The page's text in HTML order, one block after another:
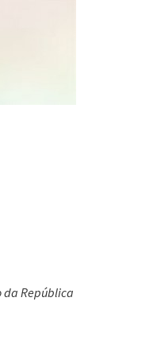
da República